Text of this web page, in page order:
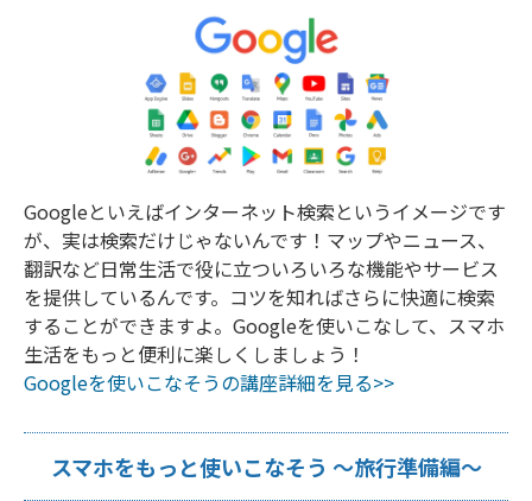
Googleといえばインターネット検索というイメージです
が、実は検索だけじゃないんです！マップやニュース、
翻訳など日常生活で役に立ついろいろな機能やサービス
を提供しているんです。コツを知ればさらに快適に検索
することができますよ。Googleを使いこなして、スマホ
生活をもっと便利に楽しくしましょう！
Googleを使いこなそうの講座詳細を見る>>
スマホをもっと使いこなそう ～旅行準備編～